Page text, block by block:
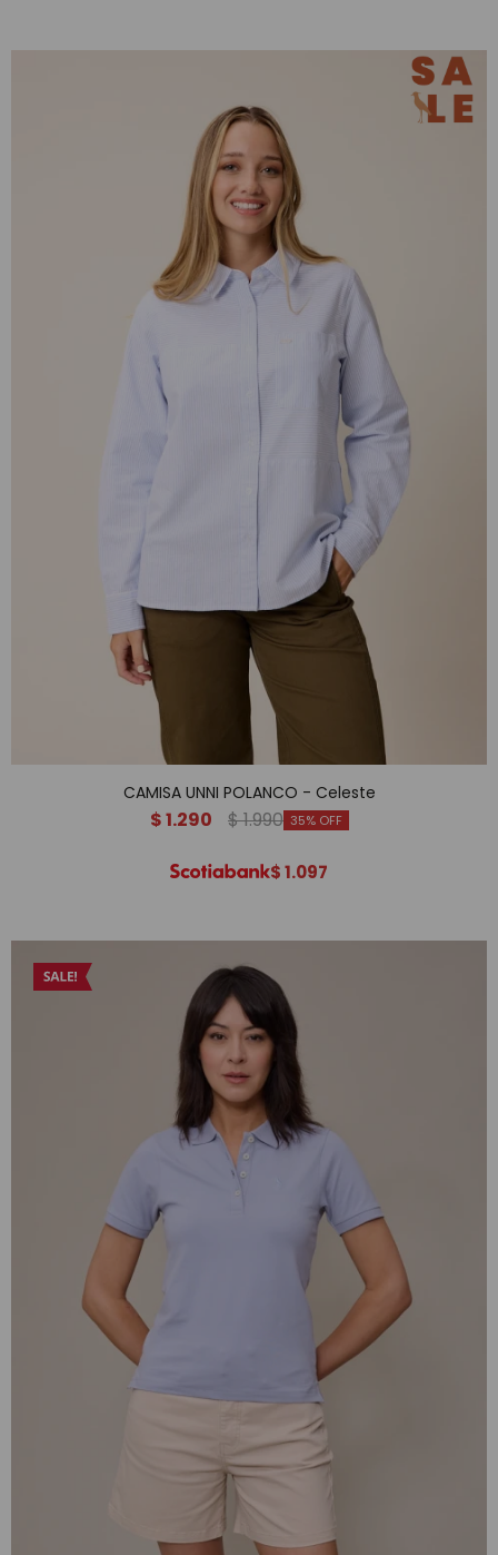
CAMISA UNNI POLANCO - Celeste
$1.290 $1.990 35
$1.097